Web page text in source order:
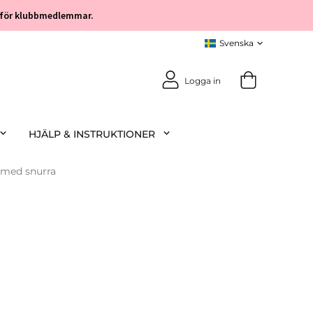
klubbmedlemmar.
Logga in
HJÄLP & INSTRUKTIONER
snurra